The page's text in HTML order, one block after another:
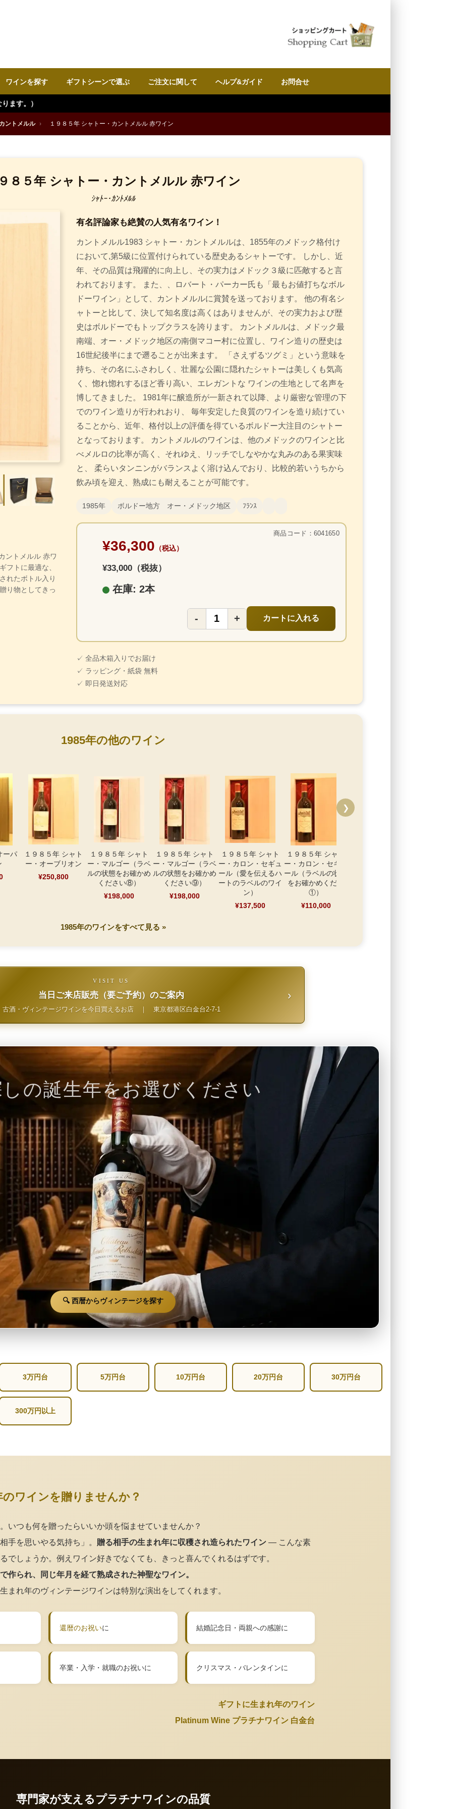
ワインを探す ギフトシーンで選ぶ ご注文に関して ヘルプ&ガイド お問合せ
ントメルル › １９８５年 シャトー・カントメルル 赤ワイン
８５年 シャトー・カントメルル 赤ワイン
ｼｬﾄｰ･ｶﾝﾄﾒﾙﾙ
ントメルル 赤ワ
フトに最適な、
れたボトル入り
り物としてきっ
有名評論家も絶賛の人気有名ワイン！
カントメルル1983 シャトー・カントメルルは、1855年のメドック格付け
において,第5級に位置付けられている歴史あるシャトーです。 しかし、近
年、その品質は飛躍的に向上し、その実力はメドック３級に匹敵すると言
われております。 また、、ロバート・パーカー氏も「最もお値打ちなボル
ドーワイン」として、カントメルルに賞賛を送っております。 他の有名シ
ャトーと比して、決して知名度は高くはありませんが、その実力および歴
史はボルドーでもトップクラスを誇ります。 カントメルルは、メドック最
南端、オー・メドック地区の南側マコー村に位置し、ワイン造りの歴史は
16世紀後半にまで遡ることが出来ます。 「さえずるツグミ」という意味を
持ち、その名にふさわしく、壮麗な公園に隠れたシャトーは美しくも気高
く、惚れ惚れするほど香り高い、エレガントな ワインの生地として名声を
博してきました。 1981年に醸造所が一新されて以降、より厳密な管理の下
でのワイン造りが行われおり、 毎年安定した良質のワインを造り続けてい
ることから、近年、格付以上の評価を得ているボルドー大注目のシャトー
となっております。 カントメルルのワインは、他のメドックのワインと比
べメルロの比率が高く、それゆえ、リッチでしなやかな丸みのある果実味
と、 柔らいタンニンがバランスよく溶け込んでおり、比較的若いうちから
飲み頃を迎え、熟成にも耐えることが可能です。
1985年 ボルドー地方 オー・メドック地区 ﾌﾗﾝｽ
商品コード：6041650
¥36,300 （税込）
¥33,000（税抜）
在庫: 2本
- + カートに入れる
✓ 全品木箱入りでお届け
✓ ラッピング・紙袋 無料
✓ 即日発送対応
1985年の他のワイン
ーパ
１９８５年 シャト
ー・オーブリオン
¥250,800
１９８５年 シャト
ー・マルゴー（ラベ
ルの状態をお確かめ
ください⑧）
¥198,000
１９８５年 シャト
ー・マルゴー（ラベ
ルの状態をお確かめ
ください⑨）
¥198,000
１９８５年 シャト
ー・カロン・セギュ
ール（愛を伝えるハ
ートのラベルのワイ
ン）
¥137,500
１９８５年 シャト
ー・カロン・セギュ
ール（ラベルの状態
をお確かめくださ
①）
¥110,000
❯
1985年のワインをすべて見る »
VISIT US
当日ご来店販売（要ご予約）のご案内
古酒・ヴィンテージワインを今日買えるお店｜ 東京都港区白金台2-7-1
›
の誕生年をお選びください
🔍 西暦からヴィンテージを探す
3万円台 5万円台 10万円台 20万円台 30万円台
300万円以上
ワインを贈りませんか？
いつも何を贈ったらいいか頭を悩ませていませんか？
手を思いやる気持ち」。 贈る相手の生まれ年に収穫され造られたワイン — こんな素
でしょうか。例えワイン好きでなくても、きっと喜んでくれるはずです。
作られ、同じ年月を経て熟成された神聖なワイン。
まれ年のヴィンテージワインは特別な演出をしてくれます。
還暦のお祝いに 結婚記念日・両親への感謝に
卒業・入学・就職のお祝いに クリスマス・バレンタインに
ギフトに生まれ年のワイン
Platinum Wine プラチナワイン 白金台
専門家が支えるプラチナワインの品質